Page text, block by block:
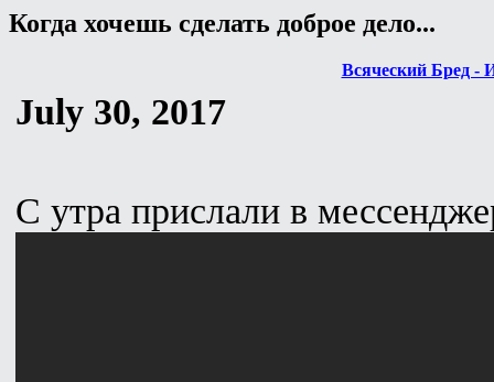
Когда хочешь сделать доброе дело...
Всяческий Бред -
July 30, 2017
С утра прислали в